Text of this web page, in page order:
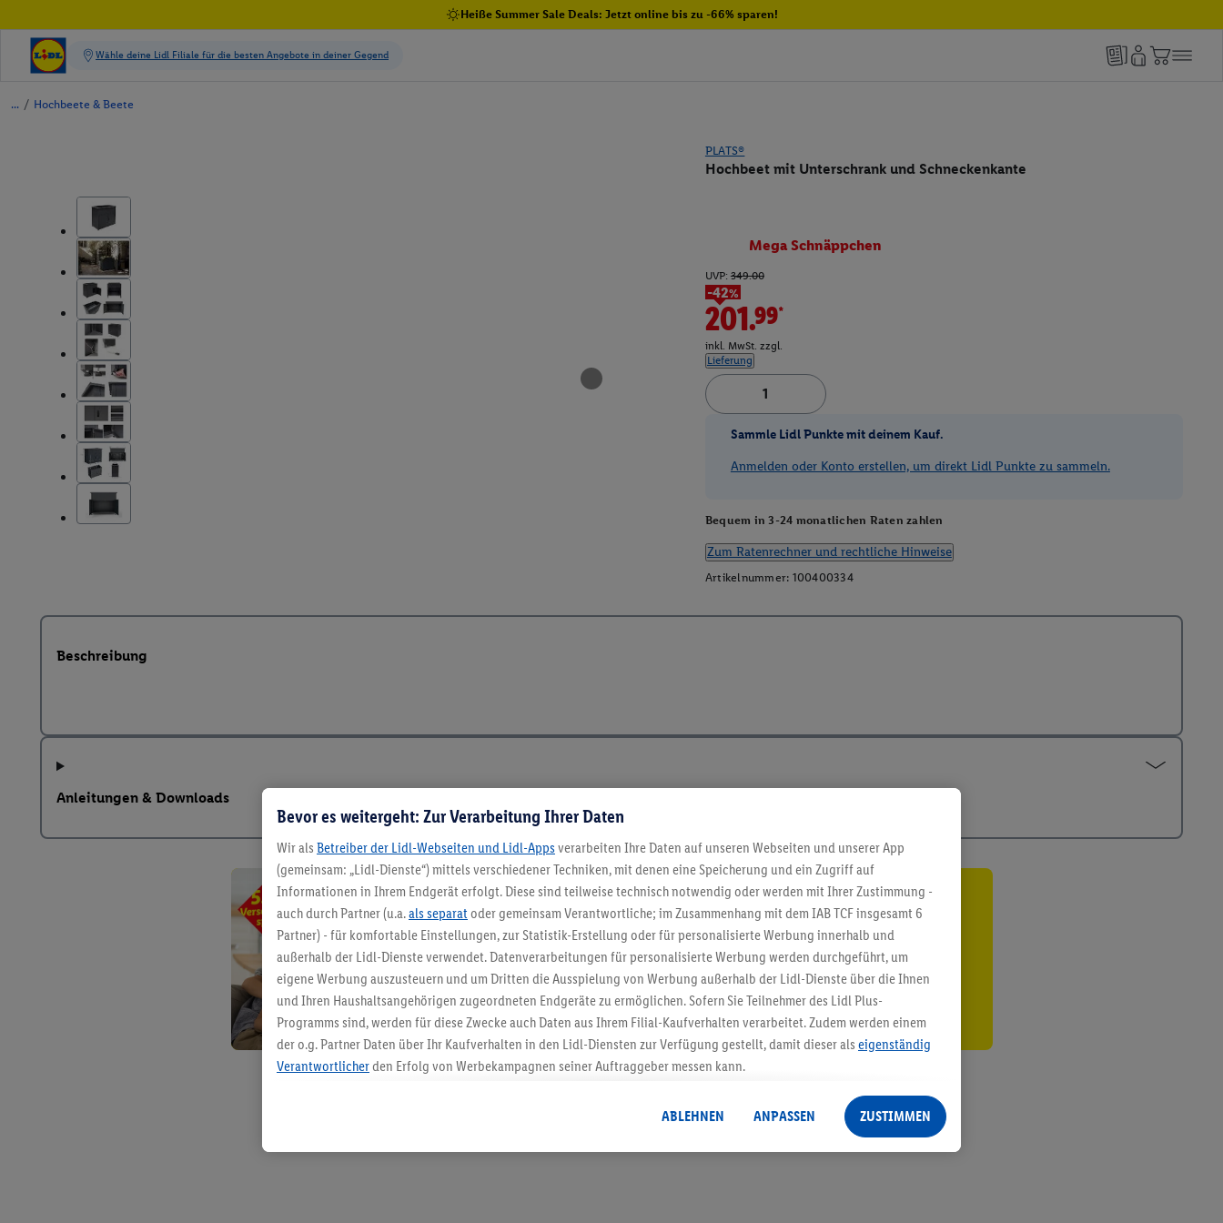
Heiße Summer Sale Deals: Jetzt online bis zu -66% sparen!
/ Hochbeete & Beete
PLATS®
Hochbeet mit Unterschrank und Schneckenkante
Mega Schnäppchen
UVP: 349.00
-42%
201.99*
inkl. MwSt. zzgl.
Lieferung
Sammle Lidl Punkte mit deinem Kauf.
Anmelden oder Konto erstellen, um direkt Lidl Punkte zu sammeln.
Bequem in 3-24 monatlichen Raten zahlen
Zum Ratenrechner und rechtliche Hinweise
Artikelnummer: 100400334
Beschreibung
Anleitungen & Downloads
5.95 € Versand sparen³²ᵃ
Jetzt zum Newsletter anmelden
Gutschein sichern!
Bevor es weitergeht: Zur Verarbeitung Ihrer Daten
Wir als Betreiber der Lidl-Webseiten und Lidl-Apps verarbeiten Ihre Daten auf unseren Webseiten und unserer App
(gemeinsam: „Lidl-Dienste“) mittels verschiedener Techniken, mit denen eine Speicherung und ein Zugriff auf
Informationen in Ihrem Endgerät erfolgt. Diese sind teilweise technisch notwendig oder werden mit Ihrer Zustimmung -
auch durch Partner (u.a.als separat oder gemeinsam Verantwortliche; im Zusammenhang mit dem IAB TCF insgesamt 6
Partner) - für komfortable Einstellungen, zur Statistik-Erstellung oder für personalisierte Werbung innerhalb und
außerhalb der Lidl-Dienste verwendet. Datenverarbeitungen für personalisierte Werbung werden durchgeführt, um
eigene Werbung auszusteuern und um Dritten die Ausspielung von Werbung außerhalb der Lidl-Dienste über die Ihnen
und Ihren Haushaltsangehörigen zugeordneten Endgeräte zu ermöglichen. Sofern Sie Teilnehmer des Lidl Plus-
Programms sind, werden für diese Zwecke auch Daten aus Ihrem Filial-Kaufverhalten verarbeitet. Zudem werden einem
der o.g. Partner Daten über Ihr Kaufverhalten in den Lidl-Diensten zur Verfügung gestellt, damit dieser als eigenständig
Verantwortlicherden Erfolg von Werbekampagnen seiner Auftraggeber messen kann.
angereicherten Profilen. Dies umfasst die Zusammenführung von Daten (z.B. über Ihre Nutzung der Lidl-Dienste, Ihr
Kaufverhalten in den Lidl-Diensten, Informationen aus Ihrem Kundenkonto - z.B. Alter oder Geschlecht - sowie Ihre
genauen Standortdaten) auch über verschiedene Endgeräte und Lidl-Dienste hinweg einschließlich dem Speichern von
ABLEHNEN ANPASSEN ZUSTIMMEN